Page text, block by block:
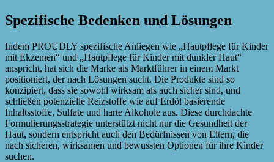
Spezifische Bedenken und Lösungen
Indem PROUDLY spezifische Anliegen wie „Hautpflege für Kinder
mit Ekzemen“ und „Hautpflege für Kinder mit dunkler Haut“
anspricht, hat sich die Marke als Marktführer in einem Markt
positioniert, der nach Lösungen sucht. Die Produkte sind so
konzipiert, dass sie sowohl wirksam als auch sicher sind, und
schließen potenzielle Reizstoffe wie auf Erdöl basierende
Inhaltsstoffe, Sulfate und harte Alkohole aus. Diese durchdachte
Formulierungsstrategie unterstützt nicht nur die Gesundheit der
Haut, sondern entspricht auch den Bedürfnissen von Eltern, die
nach sicheren, wirksamen und bewussten Optionen für ihre Kinder
suchen.